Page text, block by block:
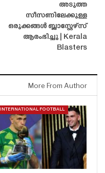
അടുത്ത
സീസണിലേക്കുള്ള
ഒരുക്കങ്ങൾ ബ്ലാസ്റ്റേഴ്‌സ്
ആരംഭിച്ചു | Kerala
Blasters
More From Author
INTERNATIONAL FOOTBALL